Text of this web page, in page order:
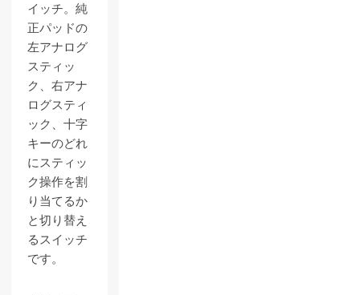
イッチ。純
正パッドの
左アナログ
スティッ
ク、右アナ
ログスティ
ック、十字
キーのどれ
にスティッ
ク操作を割
り当てるか
と切り替え
るスイッチ
です。